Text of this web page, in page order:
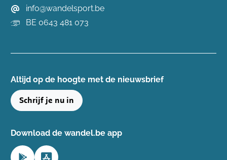
info@wandelsport.be
BE 0643 481 073
Altijd op de hoogte ​met de nieuwsbrief
Schrijf je nu in
Download de wandel.be app